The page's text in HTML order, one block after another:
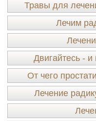
Травы для
Лечим
Двигайтесь -
От чего
Лечение